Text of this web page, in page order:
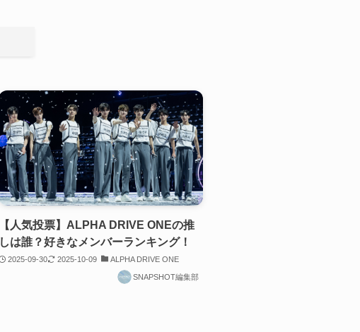
【人気投票】ALPHA DRIVE ONEの推
しは誰？好きなメンバーランキング！
2025-09-30 2025-10-09 ALPHA DRIVE ONE
SNAPSHOT編集部